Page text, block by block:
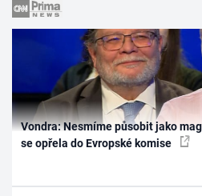
Vondra: Nesmíme působit jako
se opřela do Evropské komise